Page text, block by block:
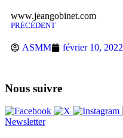
www.jeangobinet.com
PRÉCÉDENT
ASMM février 10, 2022
Nous suivre
Newsletter